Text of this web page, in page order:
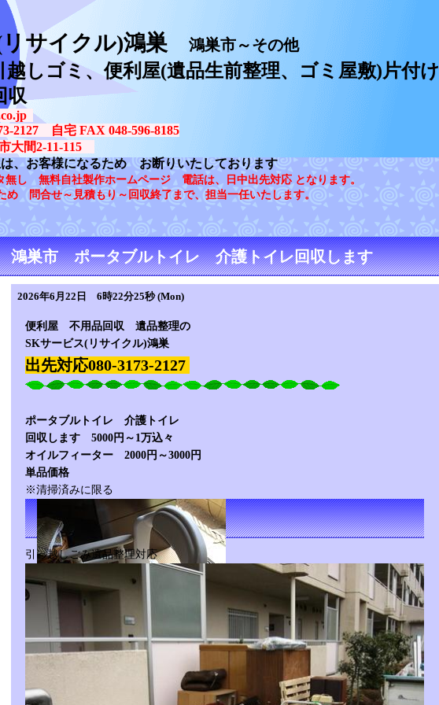
サイクル)鴻巣 鴻巣市～その他
越しゴミ、便利屋(遺品生前整理、ゴミ屋敷)片付け
収
2127 自宅 FAX 048-596-8185
大間2-11-115
は、お客様になるため お断りいたしております
無し 無料自社製作ホームページ 電話は、日中出先対応 となります。
め 問合せ～見積もり～回収終了まで、担当一任いたします。
鴻巣市 ポータブルトイレ 介護トイレ回収します
2026年6月22日 6時22分25秒 (Mon)
便利屋 不用品回収 遺品整理の
SKサービス(リサイクル)鴻巣
出先対応080-3173-2127
ポータブルトイレ 介護トイレ
回収します 5000円～1万込々
オイルフィーター 2000円～3000円
単品価格
※清掃済みに限る
引っ越しごみ遺品整理対応